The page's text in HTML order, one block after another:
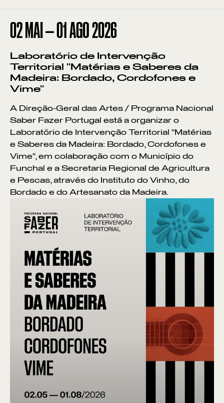
02MAI—01AGO2026
Laboratório de Intervenção
Territorial "Matérias e Saberes da
Madeira: Bordado, Cordofones e
Vime"
A Direção-Geral das Artes / Programa Nacional
Saber Fazer Portugal está a organizar o
Laboratório de Intervenção Territorial "Matérias
e Saberes da Madeira: Bordado, Cordofones e
Vime", em colaboração com o Município do
Funchal e a Secretaria Regional de Agricultura
e Pescas, através do Instituto do Vinho, do
Bordado e do Artesanato da Madeira.